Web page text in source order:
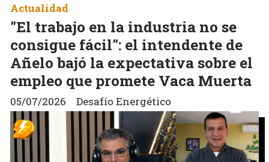
"El trabajo en la industria no se
consigue fácil": el intendente de
Añelo bajó la expectativa sobre el
empleo que promete Vaca Muerta
Desafío Energético
Actualidad
05/07/2026